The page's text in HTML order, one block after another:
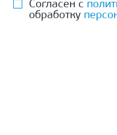
Согласен с
обработку